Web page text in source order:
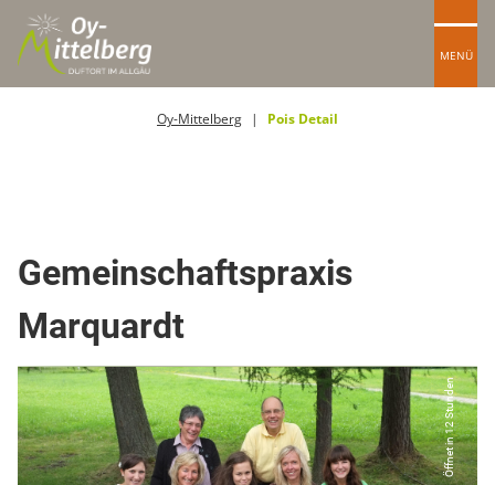
MENÜ
Oy-Mittelberg Pois Detail
Gemeinschaftspraxis
Marquardt
Öffnet in 12 Stunden